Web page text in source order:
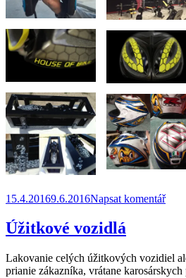
Publikováno:
15.4.20169.6.2016Napsat komentářpro
Úžitkové vozidlá
Lakovanie celých úžitkových vozidiel
prianie zákazníka, vrátane karosárskych